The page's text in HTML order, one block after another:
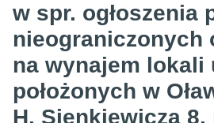
w spr. ogłoszenia
nieograniczonych
na wynajem lokali
położonych w
H. Sienkiewicza 8,